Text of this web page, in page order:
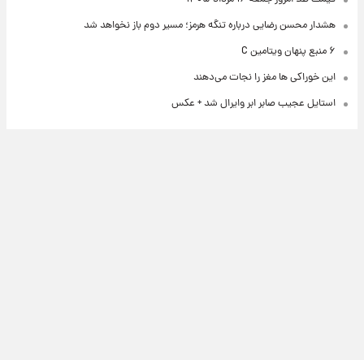
هشدار محسن رضایی درباره تنگه هرمز؛ مسیر دوم باز نخواهد شد
۶ منبع پنهان ویتامین C
این خوراکی ها مغز را نجات می‌دهند
استایل عجیب صابر ابر وایرال شد + عکس